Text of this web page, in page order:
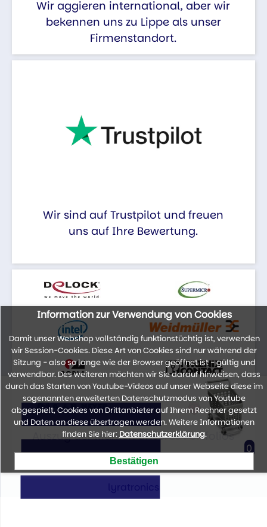
Wir aggieren international, aber wir
bekennen uns zu Lippe als unser
Firmenstandort.
Wir sind auf Trustpilot und freuen
uns auf Ihre Bewertung.
Auszug der Marken unseres Portfolios
Information zur Verwendung von Cookies
Damit unser Webshop vollständig funktionstüchtig ist, verwenden
wir Session-Cookies. Diese Art von Cookies sind nur während der
Sitzung - also so lange wie der Browser geöffnet ist - gültig und
verwendbar. Des weiteren möchten wir Sie darauf hinweisen, dass
durch das Starten von Youtube-Videos auf unser Webseite diese im
sogenannten erweiterten Datenschutzmodus von Youtube
abgespielt, Cookies von Drittanbieter auf Ihrem Rechner gesetzt
und Daten an diese übertragen werden. Weitere Informationen
finden Sie hier: Datenschutzerklärung.
0